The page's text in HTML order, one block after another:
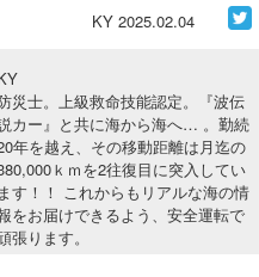
波予想ツール
リアガイド
KY 2025.02.04
災士。上級救命技能認定。『波伝
カー』と共に海から海へ… 。勤続
年を越え、その移動距離は月迄の
ｋｍを2往復目に突入してい
ます！！ これからもリアルな海の情
をお届けできるよう、安全運転で
張ります。
タメ
報